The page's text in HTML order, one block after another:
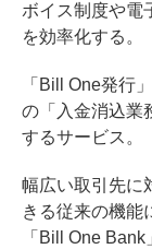
ボイス制度や電
を効率化する。
「Bill One発行
の「入金消込業
するサービス。
幅広い取引先に
きる従来の機能
「Bill One